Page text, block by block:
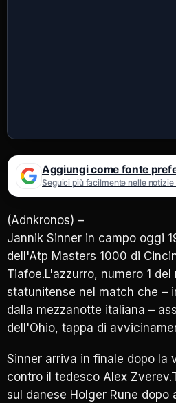
Aggiungi come fonte
Seguici più facilmente nelle
(Adnkronos) –
Jannik Sinner in campo oggi
dell'Atp Masters 1000 di
Tiafoe.L'azzurro, numero 1
statunitense nel match che –
dalla mezzanotte italiana –
dell'Ohio, tappa di
Sinner arriva in finale dopo la
contro il tedesco Alex
sul danese Holger Rune